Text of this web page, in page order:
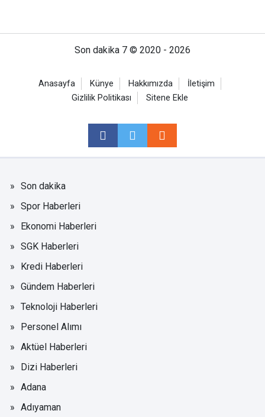
Son dakika 7 © 2020 - 2026
Anasayfa Künye Hakkımızda
İletişim
Gizlilik Politikası
Sitene Ekle
Son dakika
Spor Haberleri
Ekonomi Haberleri
SGK Haberleri
Kredi Haberleri
Gündem Haberleri
Teknoloji Haberleri
Personel Alımı
Aktüel Haberleri
Dizi Haberleri
Adana
Adıyaman